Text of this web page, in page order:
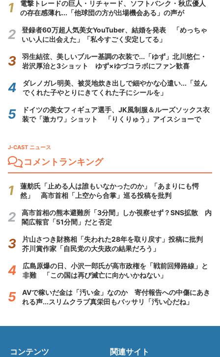
電撃トレードの巨人・リチャード、ソフトバンク・秋広優人
の存在感薄れ...「他球団の方が出場機会ある」の声が
登録者60万超人気美女YouTuber、結婚を発表 「めっちゃ
いい人に出会えた」「私今すごく安定してる」
羽生結弦、美しいブルー基調の衣装で...「ゆず」北川悠仁・
岩沢厚治と3ショット ゆず×ゆづコラボにファン歓喜
ダレノガレ明美、被災地炊き出しで細やかな心遣い...「並ん
でくれた子やとりにきてくれた子にシールを」
ドイツの美女フィギュア選手、JK風制服＆ルーズソックス衣
装で「激カワ」ショット 「りくりゅう」アイスショーで
J-CAST ニュース
コメントランキング
蓮舫氏「止める人は誰もいなかったのか」「あまりにも愕
然」 高市首相「上空から合掌」巡る投稿を批判
高市首相の熊本避難所「3分間」しか視察せず？SNS拡散 内
閣広報官「51分間」だと否定
片山さつき財務相「失われた28年を取り戻す」投稿に批判
芥川賞作家「自民党の大失政の結果だろう」
広島原爆の日、小沢一郎氏が高市政権を「戦前回帰路線」と
非難 「この国は再び滅亡に向かいかねない」
AVで稼いだ金は「汚い金」なのか 寄付報告への中傷にあき
れる声...スリムクラブ真栄田もバッサリ「汚い心だね」
コンテンツ 関連サイト